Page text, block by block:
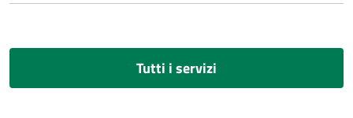
Tutti i servizi